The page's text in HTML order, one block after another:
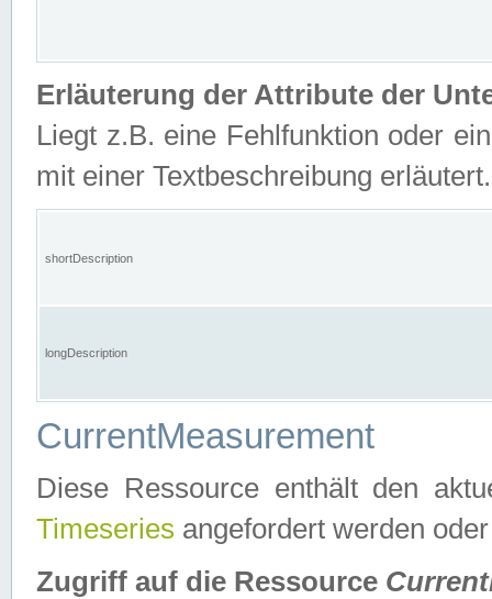
Erläuterung der Attribute der
Liegt z.B. eine Fehlfunktion oder
mit einer Textbeschreibung erläutert.
shortDescription
longDescription
CurrentMeasurement
Diese Ressource enthält den
Timeseries angefordert werden
Zugriff auf die Ressource